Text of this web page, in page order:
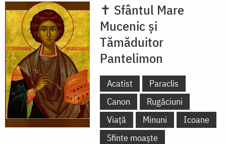
✝ Sfântul Mare
Mucenic și
Tămăduitor
Pantelimon
Acatist
Paraclis
Canon
Rugăciuni
Viață
Minuni
Icoane
Sfinte moaște